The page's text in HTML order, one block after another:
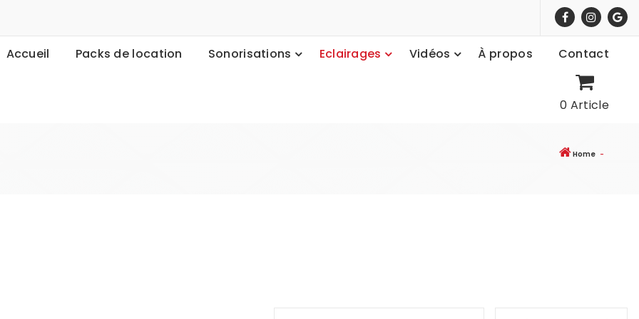
Accueil Packs de location Sonorisations Eclairages Vidéos À propos Contact
0 Article
Home -